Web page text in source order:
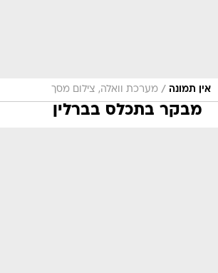
אין תמונה / מערכת וואלה, צילום מסך
מבקר בתכלס בברלין